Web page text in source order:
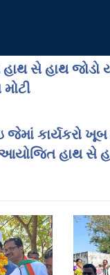
હાથ સે હાથ
જેમાં કાર્યકરો
માં આયોજિત